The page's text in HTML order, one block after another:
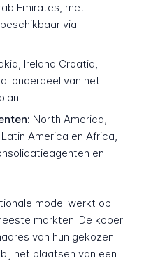
Emirates, met
via
Ireland Croatia,
onderdeel van het
North America,
America en Africa,
en
model werkt op
markten. De koper
van hun gekozen
het plaatsen van een